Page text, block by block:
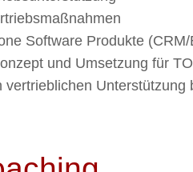
Software Produkte (CRM/
und Umsetzung für
vertrieblichen Unterstützung